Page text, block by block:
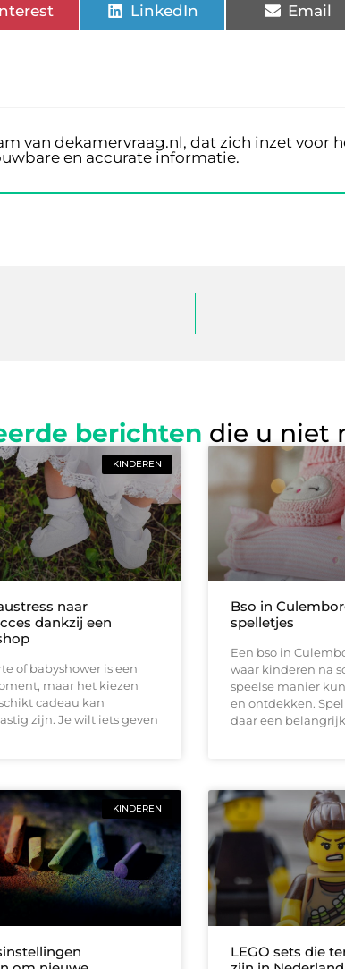
LinkedIn Email
van dekamervraag.nl, dat zich inzet voor
en accurate informatie.
berichten die u niet
KINDEREN
naar
dankzij een
of babyshower is een
maar het kiezen
cadeau kan
zijn. Je wilt iets geven
Bso in
spelletjes
Een bso in
waar kinderen na
speelse manier
en ontdekken.
daar een belangrijk
KINDEREN
LEGO sets die